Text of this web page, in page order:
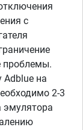
с
проблемы.
на
2-3
эмулятора